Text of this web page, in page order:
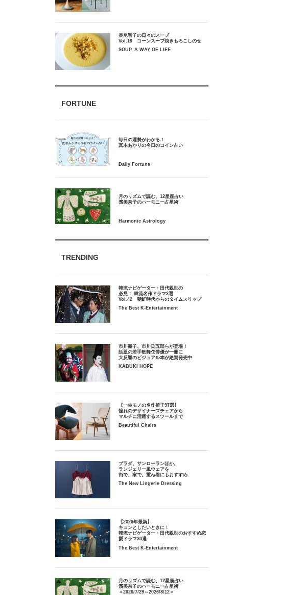
長尾智子の日々のスープ
Vol.19 コーンスープ焼きもろこしのせ
SOUP, A WAY OF LIFE
FORTUNE
毎日の運勢がわかる！
月のリズムで読む、12星座占い
TRENDING
韓流ナビゲーター・田代親世の
必見！ 韓流名作ドラマ3選
Vol.42 朝鮮時代からのタイムスリップ
The Best K-Entertainment
市川團子、市川染五郎らが登場！
話題の若手歌舞伎俳優が一冊に
大反響のビジュアル本が絶賛発売中
KABUKI HOPE
【一生モノの名作椅子97選】
憧れのデザイナーズチェアから
マルチに活躍するスツールまで
Beautiful Chairs
プラダ、サンローランほか。
ランジェリー風ウェアを
街で、家で。重ね着にもおすすめ
The New Lingerie Dressing
【2026年最新】
キュンとしたいときに！
韓流ナビゲーター・田代親世のおすすめ恋
愛ドラマ30選
The Best K-Entertainment
月のリズムで読む、12星座占い
濱美奈子のハーモニー占星術
＜2026/7/29～2026/8/12＞